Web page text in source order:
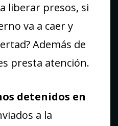
liberar presos, si
va a caer y
Además de
presta atención.
detenidos en
a la